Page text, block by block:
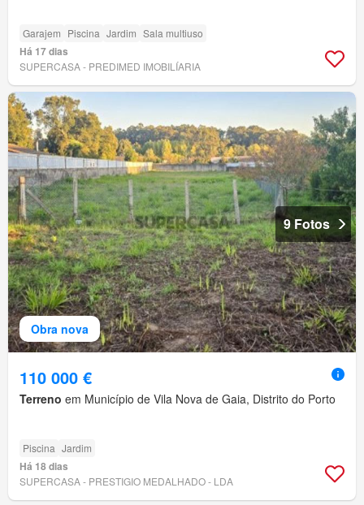
Garajem Piscina Jardim Sala multiuso
Há 17 dias
SUPERCASA - PREDIMED IMOBILÍARIA
Obra nova
9 Fotos
110 000 €
Terreno em Município de Vila Nova de Gaia, Distrito do Porto
Piscina Jardim
Há 18 dias
SUPERCASA - PRESTIGIO MEDALHADO - LDA